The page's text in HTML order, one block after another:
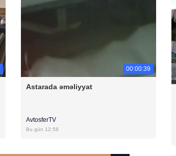
00:00:39
Astarada əməliyyat
AvtosferTV
Bu gün 12:58